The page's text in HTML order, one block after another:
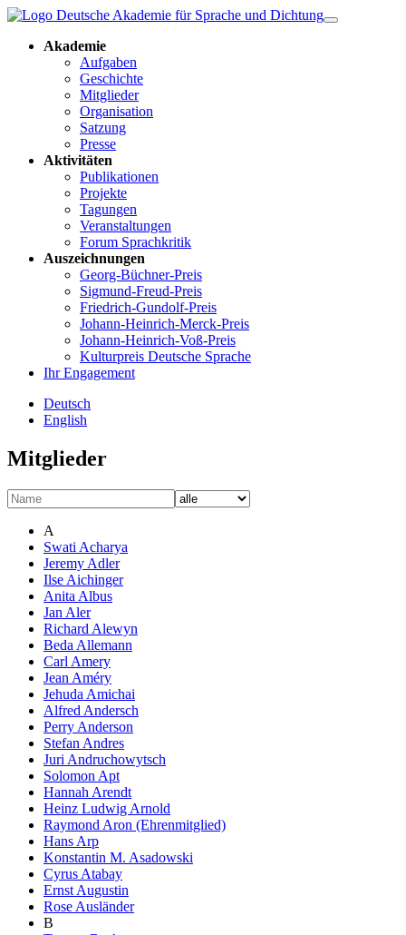
Akademie
Aufgaben
Geschichte
Mitglieder
Organisation
Satzung
Presse
Aktivitäten
Publikationen
Projekte
Tagungen
Veranstaltungen
Forum Sprachkritik
Auszeichnungen
Georg-Büchner-Preis
Sigmund-Freud-Preis
Friedrich-Gundolf-Preis
Johann-Heinrich-Merck-Preis
Johann-Heinrich-Voß-Preis
Kulturpreis Deutsche Sprache
Ihr Engagement
Deutsch
English
Mitglieder
A
Swati Acharya
Jeremy Adler
Ilse Aichinger
Anita Albus
Jan Aler
Richard Alewyn
Beda Allemann
Carl Amery
Jean Améry
Jehuda Amichai
Alfred Andersch
Perry Anderson
Stefan Andres
Juri Andruchowytsch
Solomon Apt
Hannah Arendt
Heinz Ludwig Arnold
Raymond Aron (Ehrenmitglied)
Hans Arp
Konstantin M. Asadowski
Cyrus Atabay
Ernst Augustin
Rose Ausländer
B